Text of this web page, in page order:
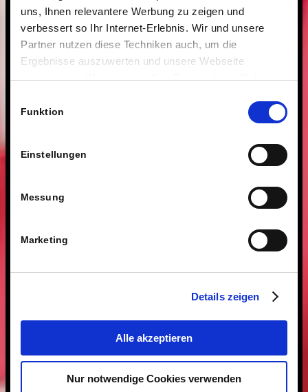
uns, Ihnen relevantere Werbung zu zeigen und
verbessert so Ihr Internet-Erlebnis. Wir und unsere
Partner nutzen diese Techniken auch, um die
Ergebnisse auszuwerten und unsere Webseite
anzupassen. Wir schätzen Ihre Privatsphäre. Daher
Technologien.
Funktion
Einstellungen
Messung
Marketing
Details zeigen
Alle akzeptieren
Nur notwendige Cookies verwenden